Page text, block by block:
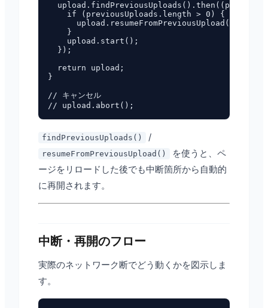
    if (previousUploads.length > 0) {
    }
    upload.start();
  });
  return upload;
}
// キャンセル
findPreviousUploads() /
resumeFromPreviousUpload()
を使うと、ペ
ージをリロードした後でも中断箇所から自動的
に再開されます。
中断・再開のフロー
実際のネットワーク断でどう動くかを図示しま
す。